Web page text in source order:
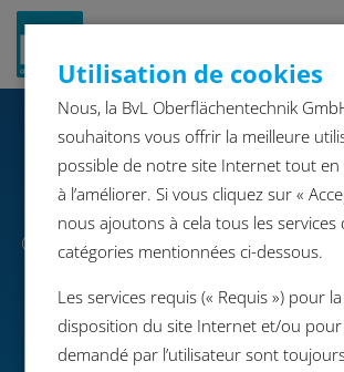
OceanRW est une installation
verticale du porte-pièce autour du
buses en forme de U assure un
impeccable sur tous les côtés. Toutes
Utilisation de cookies
Nous, la BvL Oberflächentechnik
souhaitons vous offrir la meilleure
possible de notre site Internet tout
à l’améliorer. Si vous cliquez sur «
nous ajoutons à cela tous les services
catégories mentionnées ci-dessous.
Les services requis (« Requis ») pour
disposition du site Internet et/ou pour
demandé par l’utilisateur sont